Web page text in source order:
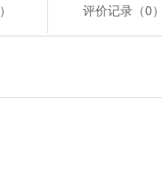
评价记录（0